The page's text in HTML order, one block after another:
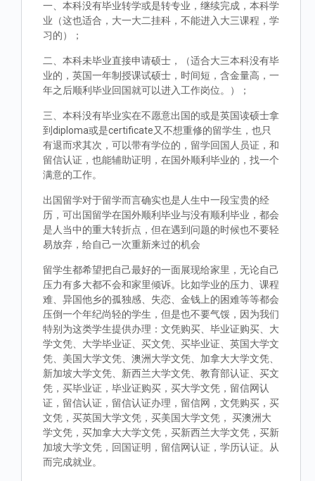
一、本科没有毕业转学或是转专业，继续完成，本科学
业（这也适合，大一大二挂科，不能进入大三课程，学
习的）；
二、本科未毕业直接申请硕士，（适合大三本科没有毕
业的，英国一年制授课试硕士，时间短，含金量高，一
年之后顺利毕业回国就可以进入工作岗位。）；
三、本科没有毕业实在不愿意出国的或是英国读硕士拿
到diploma或是certificate又不想重修的留学生，也只
有退而求其次，可以带有学位的，留学回国人员证，和
留信认证，也能辅助证明，在国外顺利毕业的，找一个
满意的工作。
出国留学对于留学而言确实也是人生中一段宝贵的经
历，可出国留学在国外顺利毕业与没有顺利毕业，都会
是人当中的重大转折点，但在遇到问题的时候也不要轻
易放弃，给自己一次重新来过的机会
留学生都希望把自己最好的一面展现给家里，无论自己
压力有多大都不会和家里倾诉。比如学业的压力、课程
难、异国他乡的孤独感、失恋、金钱上的困难等等都会
压倒一个年纪尚轻的学生，但是也不要气馁，因为我们
特别为这类学生提供办理：文凭购买、毕业证购买、大
学文凭、大学毕业证、买文凭、买毕业证、英国大学文
凭、美国大学文凭、澳洲大学文凭、加拿大大学文凭、
新加坡大学文凭、新西兰大学文凭、教育部认证、买文
凭，买毕业证，毕业证购买，买大学文凭，留信网认
证，留信认证，留信认证办理，留信网，文凭购买，买
文凭，买英国大学文凭，买美国大学文凭， 买澳洲大
学文凭，买加拿大大学文凭，买新西兰大学文凭，买新
加坡大学文凭，回国证明，留信网认证，学历认证。从
而完成就业。